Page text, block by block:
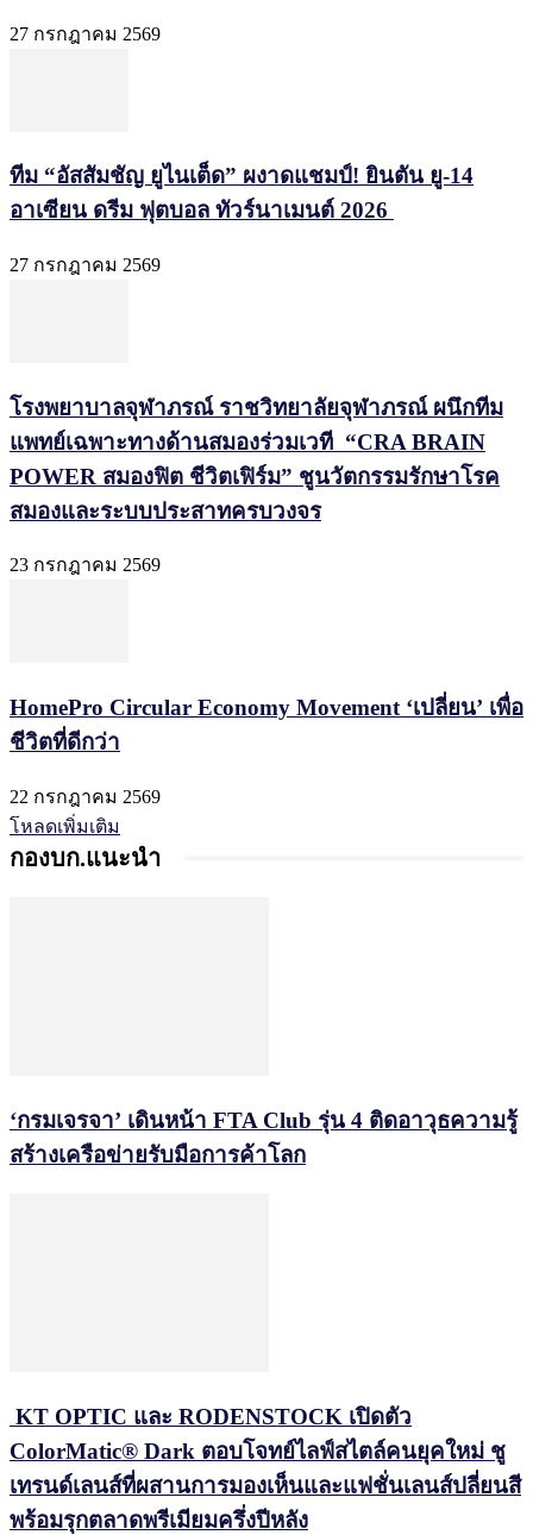
27 กรกฎาคม 2569
ทีม “อัสสัมชัญ ยูไนเต็ด” ผงาดแชมป์! ยินตัน ยู-14
อาเซียน ดรีม ฟุตบอล ทัวร์นาเมนต์ 2026
27 กรกฎาคม 2569
โรงพยาบาลจุฬาภรณ์ ราชวิทยาลัยจุฬาภรณ์ ผนึกทีม
แพทย์เฉพาะทางด้านสมองร่วมเวที “CRA BRAIN
POWER สมองฟิต ชีวิตเฟิร์ม” ชูนวัตกรรมรักษาโรค
สมองและระบบประสาทครบวงจร
23 กรกฎาคม 2569
HomePro Circular Economy Movement ‘เปลี่ยน’ เพื่อ
ชีวิตที่ดีกว่า
22 กรกฎาคม 2569
โหลดเพิ่มเติม
กองบก.แนะนำ
‘กรมเจรจา’ เดินหน้า FTA Club รุ่น 4 ติดอาวุธความรู้
สร้างเครือข่ายรับมือการค้าโลก
KT OPTIC และ RODENSTOCK เปิดตัว
ColorMatic® Dark ตอบโจทย์ไลฟ์สไตล์คนยุคใหม่ ชู
เทรนด์เลนส์ที่ผสานการมองเห็นและแฟชั่นเลนส์ปลี่ยนสี
พร้อมรุกตลาดพรีเมียมครึ่งปีหลัง